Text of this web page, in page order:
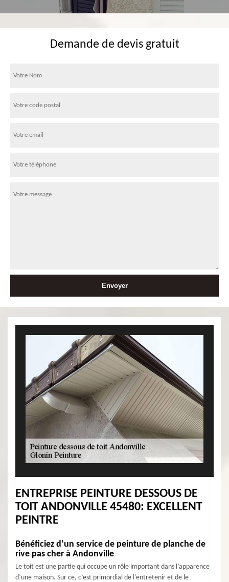
Demande de devis gratuit
ENTREPRISE PEINTURE DESSOUS DE
TOIT ANDONVILLE 45480: EXCELLENT
PEINTRE
Bénéficiez d’un service de peinture de planche de
rive pas cher à Andonville
Le toit est une partie qui occupe un rôle important dans l’apparence
d’une maison. Sur ce, c’est primordial de l'entretenir et de le